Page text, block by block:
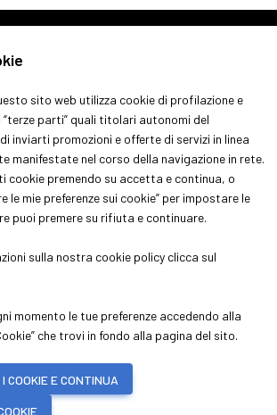
sito web utilizza cookie di profilazione e
parti” quali titolari autonomi del
inviarti promozioni e offerte di servizi in linea
manifestate nel corso della navigazione in rete.
cookie premendo su accetta e continua, o
le mie preferenze sui cookie” per impostare le
puoi premere su rifiuta e continuare.
sulla nostra cookie policy clicca sul
momento le tue preferenze accedendo alla
che trovi in fondo alla pagina del sito.
COOKIE E CONTINUA
VISITA
Perchè visitare
Ottieni il tuo biglietto
e C.F./P.I. 00139440408 - Cap. Soc. 52.214.897 i.v.
-Privacy Policy